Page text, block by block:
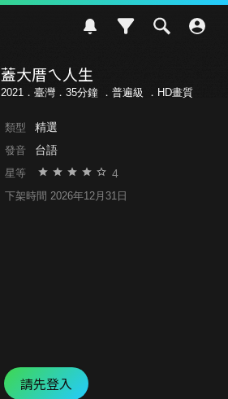
蓋大厝ㄟ人生
2021．臺灣．35分鐘 ． 普遍級 ．HD畫質
類型 精選
發音 台語
星等 4
下架時間 2026年12月31日
請先登入